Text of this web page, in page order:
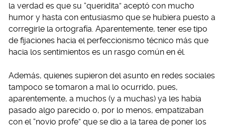
la verdad es que su “queridita” aceptó con mucho
humor y hasta con entusiasmo que se hubiera puesto a
corregirle la ortografía. Aparentemente, tener ese tipo
de fijaciones hacia el perfeccionismo técnico más que
hacia los sentimientos es un rasgo común en él.
Además, quienes supieron del asunto en redes sociales
tampoco se tomaron a mal lo ocurrido, pues,
aparentemente, a muchos (y a muchas) ya les había
pasado algo parecido o, por lo menos, empatizaban
con el “novio profe” que se dio a la tarea de poner los